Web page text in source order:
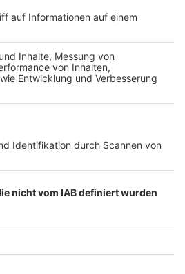
Datenschutz Impressum